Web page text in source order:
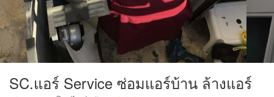
SC.แอร์ Service ซ่อมแอร์บ้าน ล้างแอร์